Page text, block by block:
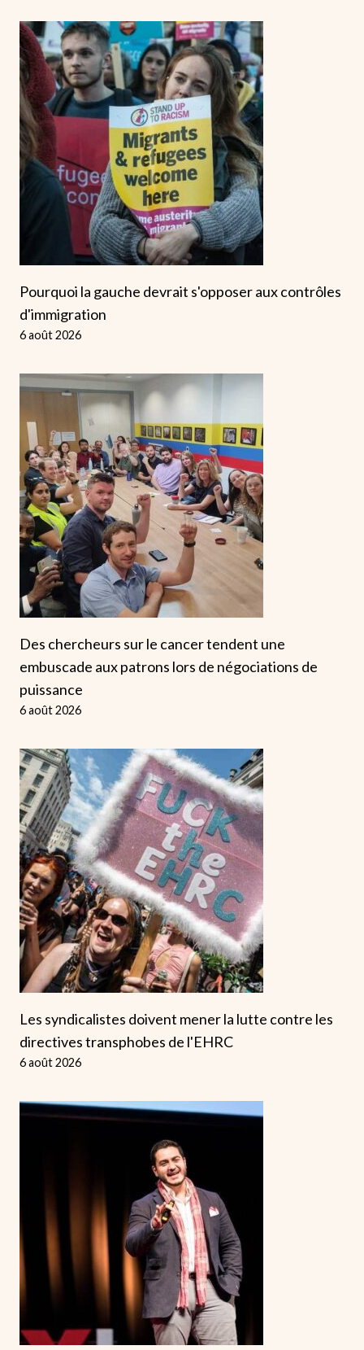
Pourquoi la gauche devrait s'opposer aux contrôles
d'immigration
6 août 2026
Des chercheurs sur le cancer tendent une
embuscade aux patrons lors de négociations de
puissance
6 août 2026
Les syndicalistes doivent mener la lutte contre les
directives transphobes de l'EHRC
6 août 2026